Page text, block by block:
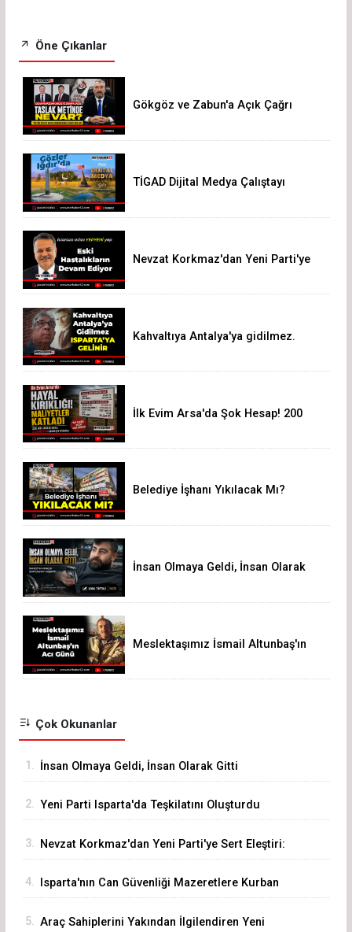
Öne Çıkanlar
Gökgöz ve Zabun'a Açık Çağrı
TİGAD Dijital Medya Çalıştayı
Nevzat Korkmaz'dan Yeni Parti'ye
Kahvaltıya Antalya'ya gidilmez.
İlk Evim Arsa'da Şok Hesap! 200
Belediye İşhanı Yıkılacak Mı?
İnsan Olmaya Geldi, İnsan Olarak
Meslektaşımız İsmail Altunbaş'ın
Çok Okunanlar
1. İnsan Olmaya Geldi, İnsan Olarak Gitti
2. Yeni Parti Isparta'da Teşkilatını Oluşturdu
3. Nevzat Korkmaz'dan Yeni Parti'ye Sert Eleştiri:
4.
Isparta'nın Can Güvenliği Mazeretlere Kurban
5. Araç Sahiplerini Yakından İlgilendiren Yeni